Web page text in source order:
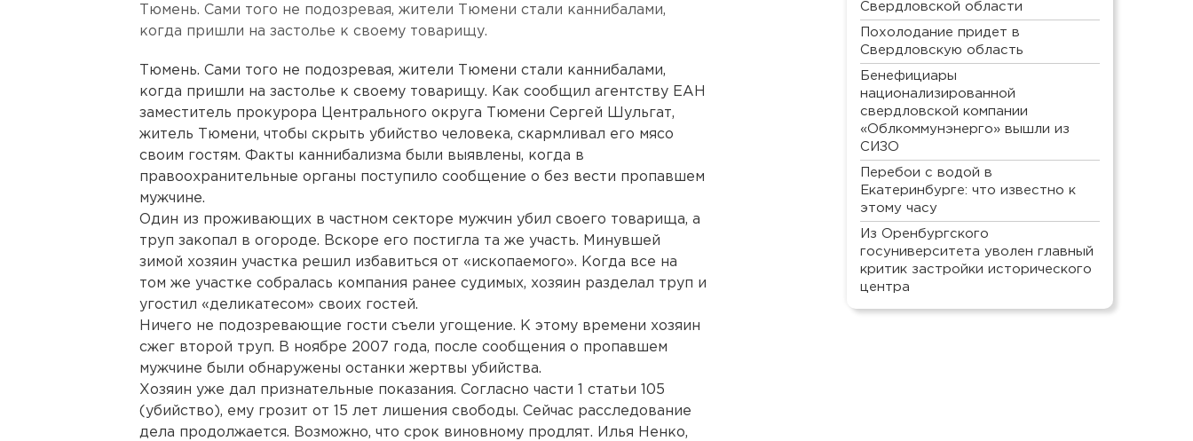
Тюмень. Сами того не подозревая, жители Тюмени стали каннибалами,
когда пришли на застолье к своему товарищу.
Тюмень. Сами того не подозревая, жители Тюмени стали каннибалами,
когда пришли на застолье к своему товарищу. Как сообщил агентству ЕАН
заместитель прокурора Центрального округа Тюмени Сергей Шульгат,
житель Тюмени, чтобы скрыть убийство человека, скармливал его мясо
своим гостям. Факты каннибализма были выявлены, когда в
правоохранительные органы поступило сообщение о без вести пропавшем
мужчине.
Один из проживающих в частном секторе мужчин убил своего товарища, а
труп закопал в огороде. Вскоре его постигла та же участь. Минувшей
зимой хозяин участка решил избавиться от «ископаемого». Когда все на
том же участке собралась компания ранее судимых, хозяин разделал труп и
угостил «деликатесом» своих гостей.
Ничего не подозревающие гости съели угощение. К этому времени хозяин
сжег второй труп. В ноябре 2007 года, после сообщения о пропавшем
мужчине были обнаружены останки жертвы убийства.
Хозяин уже дал признательные показания. Согласно части 1 статьи 105
(убийство), ему грозит от 15 лет лишения свободы. Сейчас расследование
дела продолжается. Возможно, что срок виновному продлят. Илья Ненко,
Свердловской области
Похолодание придет в
Свердловскую область
Бенефициары
национализированной
свердловской компании
«Облкоммунэнерго» вышли из
СИЗО
Перебои с водой в
Екатеринбурге: что известно к
этому часу
Из Оренбургского
госуниверситета уволен главный
критик застройки исторического
центра